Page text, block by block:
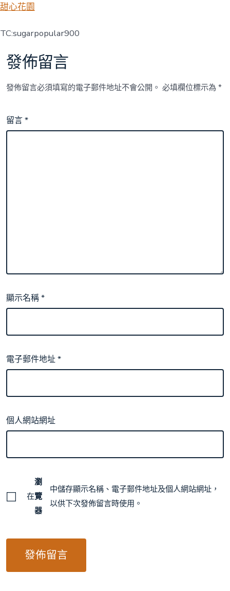
甜心花園
TC:sugarpopular900
發佈留言
發佈留言必須填寫的電子郵件地址不會公開。 必填欄位標示為*
留言*
顯示名稱*
電子郵件地址*
個人網站網址
在
瀏
覽
器
中儲存顯示名稱、電子郵件地址及個人網站網址，
以供下次發佈留言時使用。